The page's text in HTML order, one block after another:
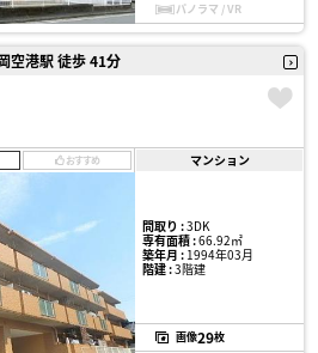
パノラマ / VR
空港駅 徒歩 41分
おすすめ マンション
間取り :3DK
専有面積 :66.92㎡
築年月 :1994年03月
階建 :3階建
画像29枚